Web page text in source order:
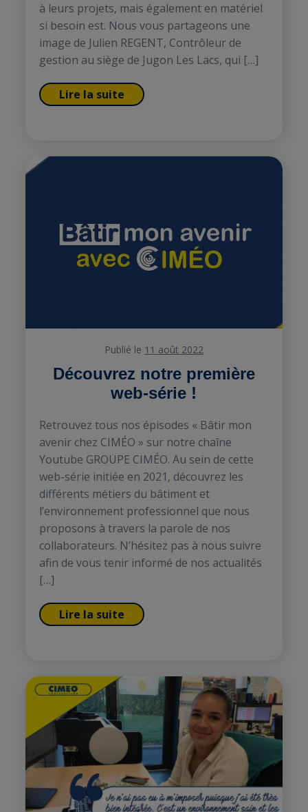
à leurs projets, mais également en matériel
si besoin est. Nous vous partageons une
image de Julien REGENT, Contrôleur de
gestion au siège de Jugon Les Lacs, qui […]
Lire la suite
Découvrez notre première
web-série !
Publié le 11 août 2022
Retrouvez tous nos épisodes « Bâtir mon
avenir chez CIMÉO » sur notre chaîne
Youtube GROUPE CIMÉO. Au sein de cette
web-série initiée en 2021, découvrez les
différents métiers du bâtiment et
l’environnement professionnel que nous
proposons à travers la parole de nos
collaborateurs. N’hésitez pas à nous suivre
afin de vous tenir informé de nos actualités
[…]
Lire la suite